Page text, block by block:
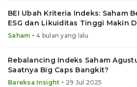
BEI Ubah Kriteria Indeks: Saham
ESG dan Likuiditas Tinggi Makin
Saham • 4 bulan yang lalu
Rebalancing Indeks Saham
Saatnya Big Caps Bangkit?
Bareksa Insight • 29 Jul 2025